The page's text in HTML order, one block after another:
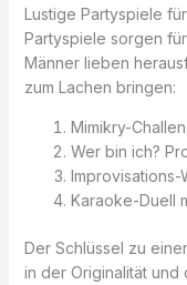
Lustige Partyspiele
Partyspiele sorgen
Männer lieben
zum Lachen bringen:
Mimikry-
Wer bin ich?
Karaoke-Duell
Der Schlüssel zu
in der Originalität und